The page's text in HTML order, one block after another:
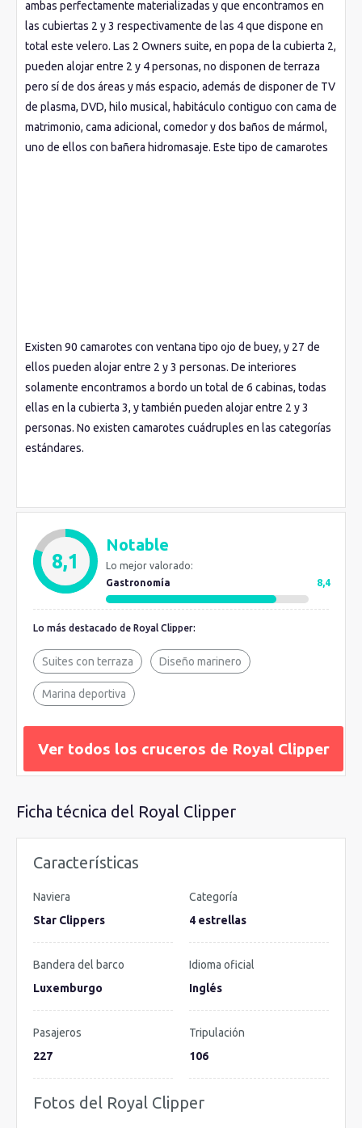
ambas perfectamente materializadas y que encontramos en
las cubiertas 2 y 3 respectivamente de las 4 que dispone en
total este velero. Las 2 Owners suite, en popa de la cubierta 2,
pueden alojar entre 2 y 4 personas, no disponen de terraza
pero sí de dos áreas y más espacio, además de disponer de TV
de plasma, DVD, hilo musical, habitáculo contiguo con cama de
matrimonio, cama adicional, comedor y dos baños de mármol,
uno de ellos con bañera hidromasaje. Este tipo de camarotes
Existen 90 camarotes con ventana tipo ojo de buey, y 27 de
ellos pueden alojar entre 2 y 3 personas. De interiores
solamente encontramos a bordo un total de 6 cabinas, todas
ellas en la cubierta 3, y también pueden alojar entre 2 y 3
personas. No existen camarotes cuádruples en las categorías
estándares.
8,1
Notable
Lo mejor valorado:
Gastronomía
8,4
Lo más destacado de Royal Clipper:
Suites con terraza Diseño marinero
Marina deportiva
Ver todos los cruceros de Royal Clipper
Ficha técnica del Royal Clipper
Características
Naviera
Star Clippers
Categoría
4 estrellas
Bandera del barco
Luxemburgo
Idioma oficial
Inglés
Pasajeros
227
Tripulación
106
Fotos del Royal Clipper